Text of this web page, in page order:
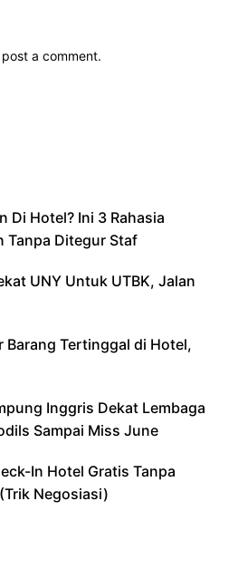
a comment.
Di Hotel? Ini 3 Rahasia
Tanpa Ditegur Staf
UNY Untuk UTBK, Jalan
Barang Tertinggal di Hotel,
Inggris Dekat Lembaga
Sampai Miss June
In Hotel Gratis Tanpa
Negosiasi)